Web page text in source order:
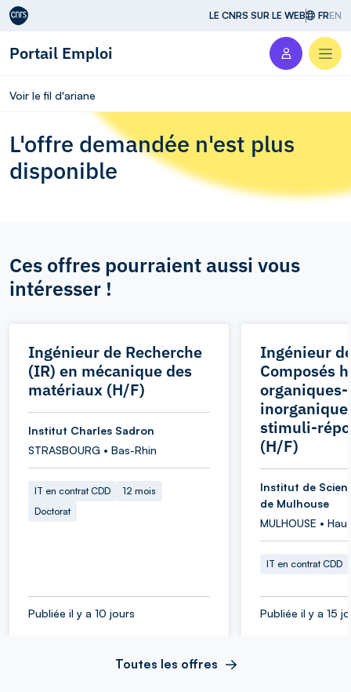
Aller au contenu LE CNRS SUR LE WEB FREN
Portail Emploi
Voir le fil d'ariane
L'offre demandée n'est plus
disponible
Ces offres pourraient aussi vous
intéresser !
Ingénieur de Recherche
(IR) en mécanique des
matériaux (H/F)
Institut Charles Sadron
STRASBOURG • Bas-Rhin
IT en contrat CDD
12 mois
Doctorat
Publiée il y a 10 jours
Ingénieur
Composés
organiques-
stimuli-
(H/F)
Institut de
de Mulhouse
MULHOUSE •
IT en contrat CDD
Publiée il y a 15
Toutes les offres